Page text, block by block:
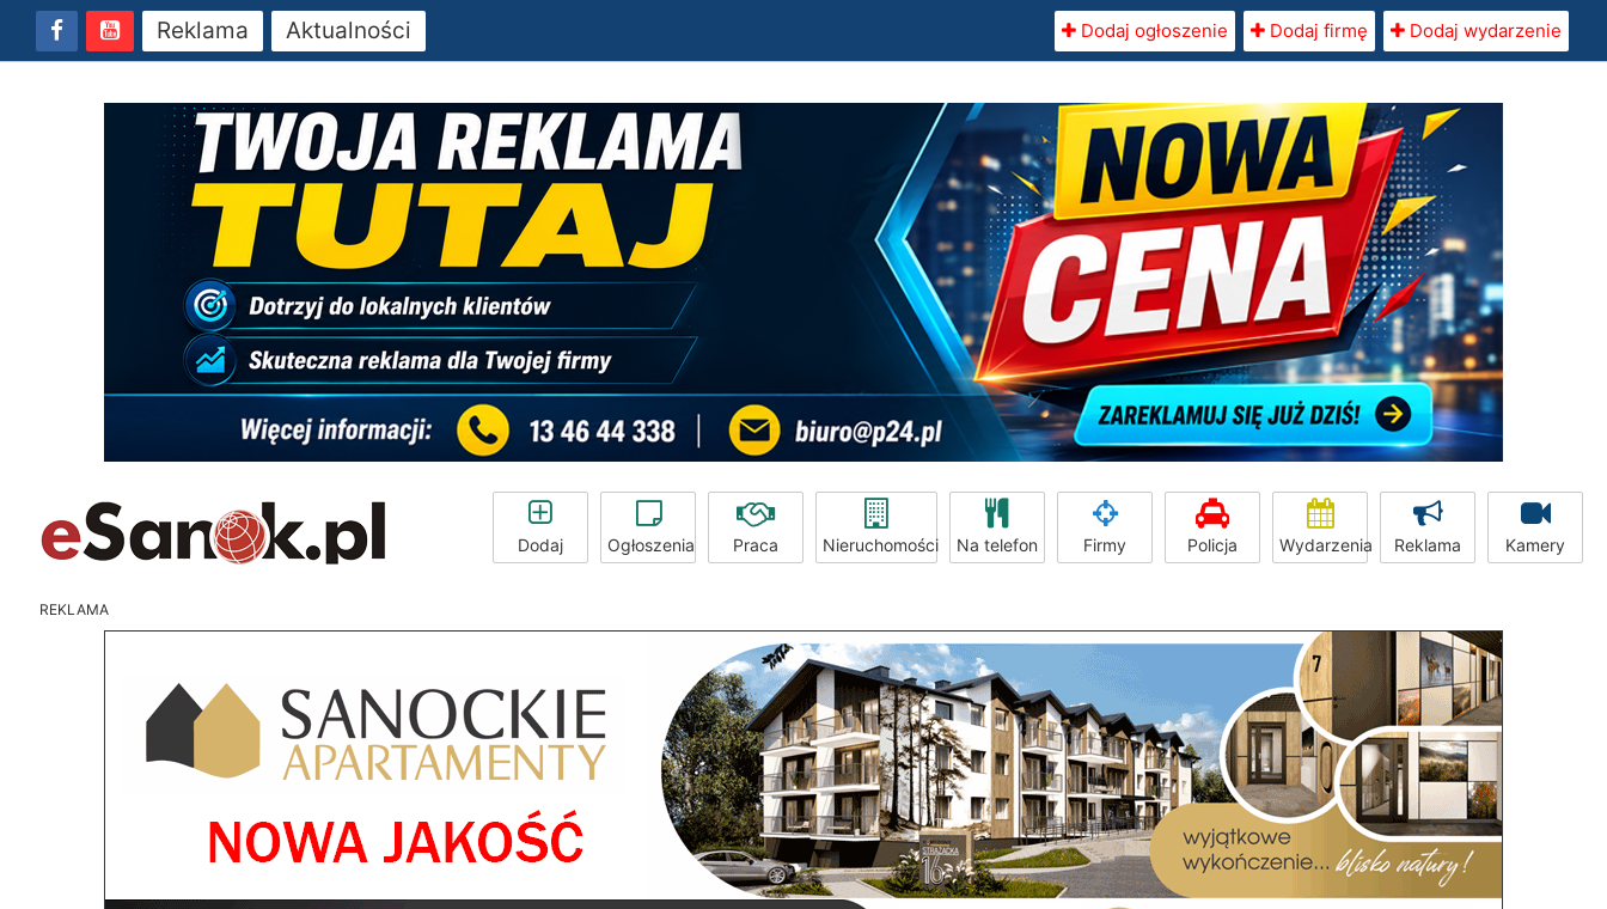
Reklama Aktualności Dodaj ogłoszenie Dodaj firmę Dodaj wydarzenie
Dodaj Ogłoszenia Praca Nieruchomości Na telefon Firmy Policja Wydarzenia Reklama Kamery
REKLAMA